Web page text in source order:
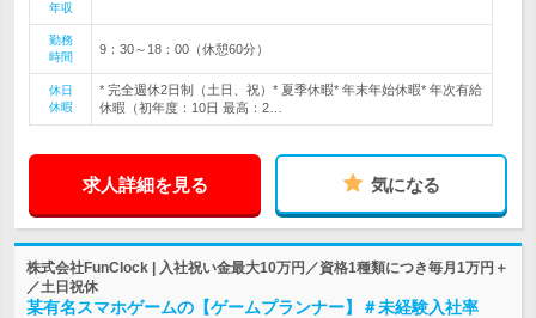
年収
勤務
時間
9：30～18：00（休憩60分）
休日
休暇
* 完全週休2日制（土日、祝）* 夏季休暇* 年末年始休暇* 年次有給
休暇（初年度：10日 最高：2…
求人詳細を見る 気になる
株式会社FunClock | 入社祝い金最大10万円／資格1種類につき毎月1万円＋
／土日祝休
某有名スマホゲームの【ゲームプランナー】＃未経験入社率